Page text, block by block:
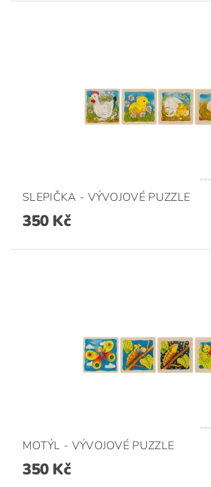
SLEPIČKA - VÝVOJOVÉ PUZZLE
350 Kč
MOTÝL - VÝVOJOVÉ PUZZLE
350 Kč